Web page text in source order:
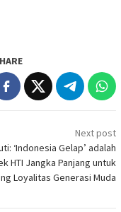
Next post
‘Indonesia Gelap’ adalah
HTI Jangka Panjang untuk
Loyalitas Generasi Muda